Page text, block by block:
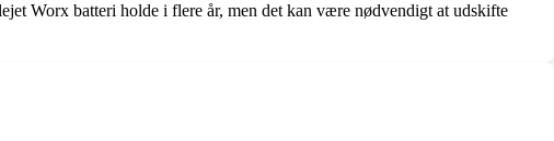
Worx batteri holde i flere år, men det kan være nødvendigt at udskifte